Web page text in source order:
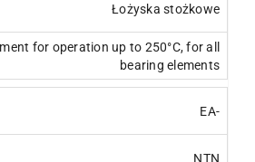
Łożyska stożkowe
for operation up to 250°C, for all
bearing elements
EA-
NTN